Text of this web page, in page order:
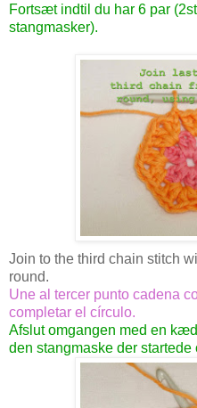
Fortsæt indtil du har 6 par
stangmasker).
Join to the third chain stitch
round.
Une al tercer punto cadena
completar el círculo.
Afslut omgangen med en
den stangmaske der startede